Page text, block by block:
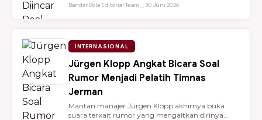
Bandar Bola Editorial Team ⎯ 30 Juni 2026
INTERNASIONAL
Jürgen Klopp Angkat Bicara Soal
Rumor Menjadi Pelatih Timnas
Jerman
Mantan manajer Jürgen Klopp akhirnya buka
suara terkait rumor yang mengaitkan dirinya